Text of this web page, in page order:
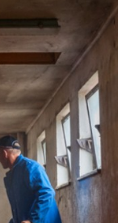
è necessario
di
di
di